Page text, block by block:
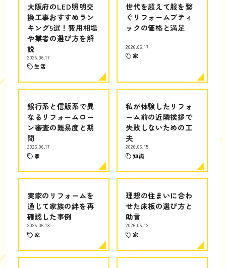
大阪府のLED照明交
換工事おすすめラン
キング5選！費用相場
や業者の選び方を解
説
2026.06.17
生活
世代を超えて服を繋
ぐリフォームブティ
ックの価格と満足
2026.06.17
家
銀行系と信販系で異
なるリフォームロー
ン審査の難易度と期
間
2026.06.17
家
私が体験したリフォ
ーム前の近隣挨拶で
失敗しないための工
夫
2026.06.15
知識
実家のリフォームを
通じて家族の絆を再
確認した事例
2026.06.13
家
理想の住まいに合わ
せた床板の選び方と
助言
2026.06.12
家